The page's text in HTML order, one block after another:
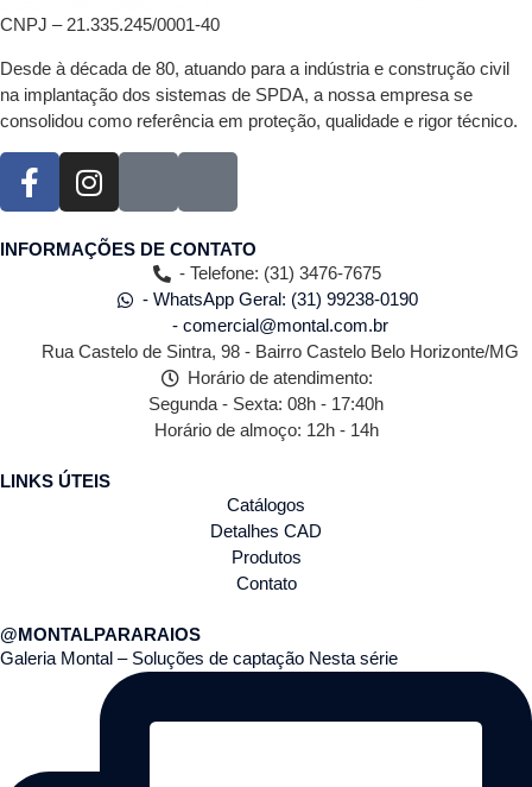
CNPJ – 21.335.245/0001-40
Desde à década de 80, atuando para a indústria e construção civil
na implantação dos sistemas de SPDA, a nossa empresa se
consolidou como referência em proteção, qualidade e rigor técnico.
INFORMAÇÕES DE CONTATO
- Telefone: (31) 3476-7675
- WhatsApp Geral: (31) 99238-0190
- comercial@montal.com.br
Rua Castelo de Sintra, 98 - Bairro Castelo Belo Horizonte/MG
Horário de atendimento:
Segunda - Sexta: 08h - 17:40h
Horário de almoço: 12h - 14h
LINKS ÚTEIS
Catálogos
Detalhes CAD
Produtos
Contato
@MONTALPARARAIOS
Galeria Montal – Soluções de captação Nesta série